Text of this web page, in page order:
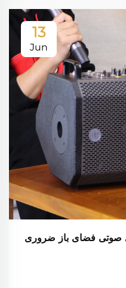
13
Jun
صوتی فضای باز ضروری